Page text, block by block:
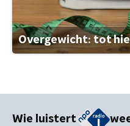
Overgewicht: tot
Wie luistert